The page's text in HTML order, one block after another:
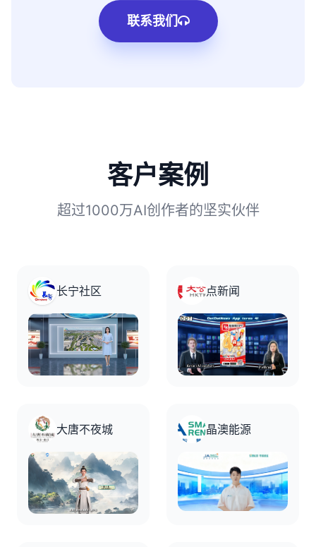
联系我们
客户案例
超过1000万AI创作者的坚实伙伴
长宁社区 点新闻
大唐不夜城 晶澳能源